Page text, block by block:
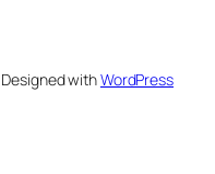
Designed withWordPress